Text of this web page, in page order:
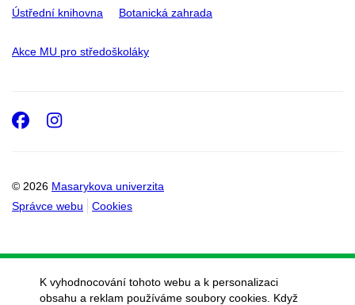
Ústřední knihovna Botanická zahrada
Akce MU pro středoškoláky
© 2026 Masarykova univerzita
Správce webu
Cookies
Facebook
Instagram
K vyhodnocování tohoto webu a k personalizaci
obsahu a reklam používáme soubory cookies. Když